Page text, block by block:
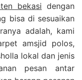
bekasi dengan
bisa di sesuaikan
adalah, kami
amsjid polos,
lokal dan jenis
pesan antar